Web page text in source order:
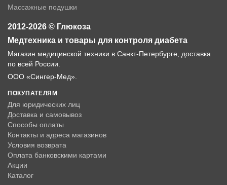
Массажные подушки
2012-2026 © Глюкоза
Медтехника и товары для контроля диабета
Магазин медицинской техники в Санкт-Петербурге, доставка
по всей России.
ООО «Сингер-Мед».
ПОКУПАТЕЛЯМ
Для юридических лиц
Доставка и самовывоз
Способы оплаты
Контакты и адреса магазинов
Условия возврата
Оплата банковскими картами
Акции
Каталог